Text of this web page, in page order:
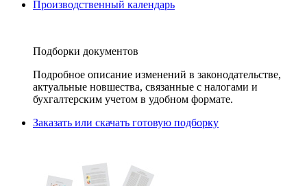
Производственный календарь
Подборки документов
Подробное описание изменений в законодательстве,
актуальные новшества, связанные с налогами и
бухгалтерским учетом в удобном формате.
Заказать или скачать готовую подборку